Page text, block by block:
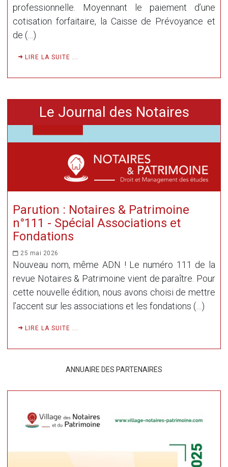
professionnelle. Moyennant le paiement d’une
cotisation forfaitaire, la Caisse de Prévoyance et
de (…)
LIRE LA SUITE ...
Le Journal des Notaires
Parution : Notaires & Patrimoine
n°111 - Spécial Associations et
Fondations
25 mai 2026
Nouveau nom, même ADN ! Le numéro 111 de la
revue Notaires & Patrimoine vient de paraître. Pour
cette nouvelle édition, nous avons choisi de mettre
l’accent sur les associations et les fondations (…)
LIRE LA SUITE ...
ANNUAIRE DES PARTENAIRES